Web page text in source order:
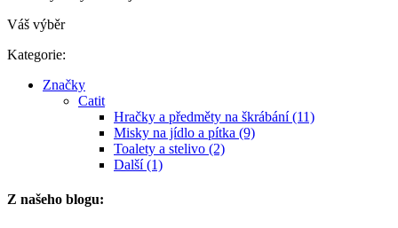
Váš výběr
Kategorie:
Značky
Catit
Hračky a předměty na škrábání (11)
Misky na jídlo a pítka (9)
Toalety a stelivo (2)
Další (1)
Z našeho blogu: